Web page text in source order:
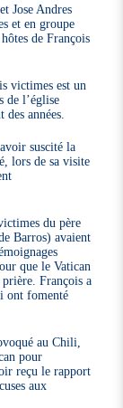
Jose Andres
et en groupe
de François
victimes est un
de l’église
années.
suscité la
lors de sa visite
du père
Barros) avaient
que le Vatican
François a
ont fomenté
au Chili,
pour
reçu le rapport
aux